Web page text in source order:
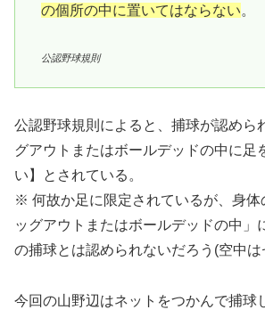
の個所の中に置いてはならない。
公認野球規則
公認野球規則によると、捕球が認めら
グアウトまたはボールデッドの中に足
い】とされている。
※ 何故か足に限定されているが、身体
ッグアウトまたはボールデッドの中」
の捕球とは認められないだろう(空中は
今回の山野辺はネットをつかんで捕球